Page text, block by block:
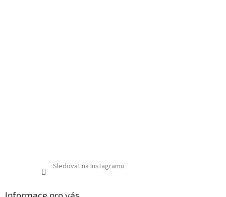
Sledovat na Instagramu